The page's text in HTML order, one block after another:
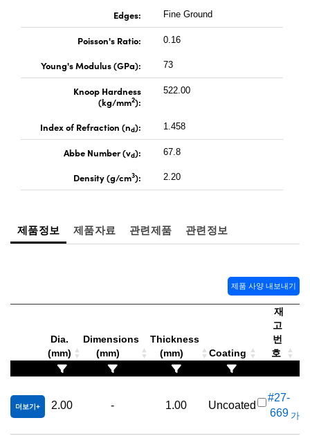
Gratings™
Components
Edges: Fine Ground
Poisson's Ratio: 0.16
Young's Modulus (GPa): 73
Knoop Hardness
(kg/mm2):
522.00
Index of Refraction (nd): 1.458
Abbe Number (vd): 67.8
Density (g/cm3): 2.20
제품정보 제품자료 관련제품 관련정보
제품 사양 내보내기
Dia.
(mm)
Dimensions
(mm)
Thickness
(mm)
Coating
재
고
번
호
더보기 2.00 - 1.00 Uncoated
#27-
669 가